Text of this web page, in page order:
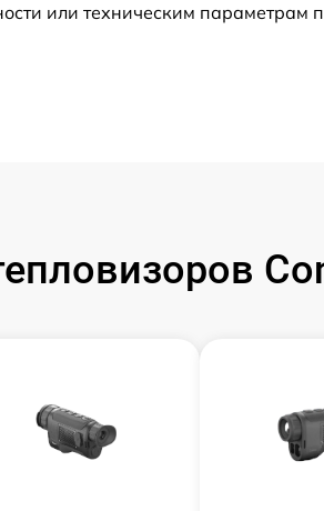
от 60 мин
от 60 мин
от 60 мин
или техническим параметрам